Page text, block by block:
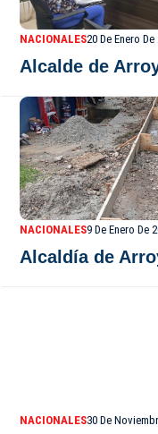
NACIONALES20 De Enero De
Alcalde de
NACIONALES9 De Enero De
Alcaldía de
NACIONALES30 De